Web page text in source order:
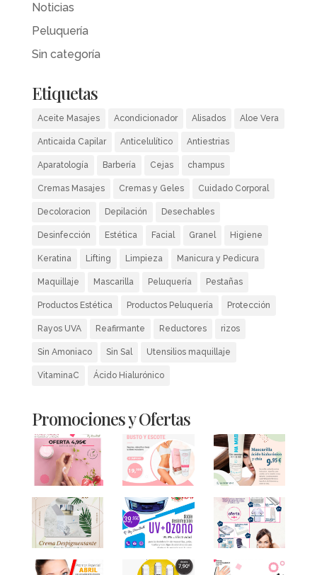
Noticias
Peluquería
Sin categoría
Etiquetas
Aceite Masajes Acondicionador Alisados Aloe Vera
Anticaida Capilar Anticelulítico Antiestrias
Aparatología Barbería Cejas champus
Cremas Masajes Cremas y Geles Cuidado Corporal
Decoloracion Depilación Desechables
Desinfección Estética Facial Granel Higiene
Keratina Lifting Limpieza Manicura y Pedicura
Maquillaje Mascarilla Peluquería Pestañas
Productos Estética Productos Peluquería Protección
Rayos UVA Reafirmante Reductores rizos
Sin Amoniaco Sin Sal Utensilios maquillaje
VitaminaC Ácido Hialurónico
Promociones y Ofertas